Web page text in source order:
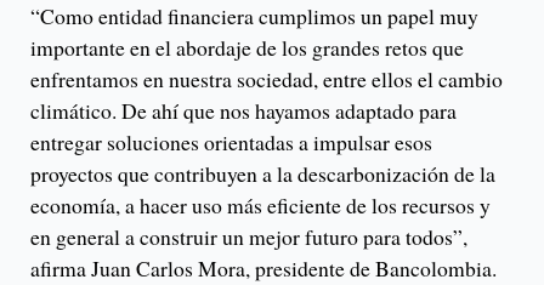
“Como entidad financiera cumplimos un papel muy
importante en el abordaje de los grandes retos que
enfrentamos en nuestra sociedad, entre ellos el cambio
climático. De ahí que nos hayamos adaptado para
entregar soluciones orientadas a impulsar esos
proyectos que contribuyen a la descarbonización de la
economía, a hacer uso más eficiente de los recursos y
en general a construir un mejor futuro para todos”,
afirma Juan Carlos Mora, presidente de Bancolombia.